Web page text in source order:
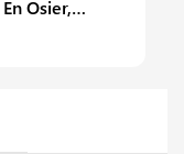
Osier,
De Patio2